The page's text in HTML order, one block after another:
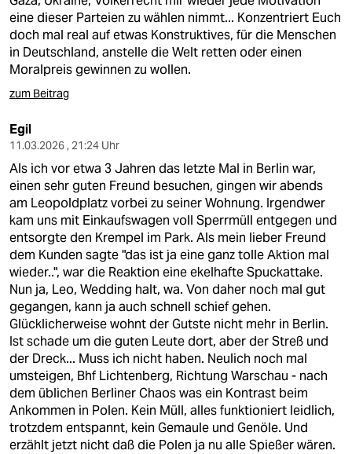
eine dieser Parteien zu wählen nimmt... Konzentriert Euch
doch mal real auf etwas Konstruktives, für die Menschen
in Deutschland, anstelle die Welt retten oder einen
Moralpreis gewinnen zu wollen.
zum Beitrag
Egil
11.03.2026 , 21:24 Uhr
Als ich vor etwa 3 Jahren das letzte Mal in Berlin war,
einen sehr guten Freund besuchen, gingen wir abends
am Leopoldplatz vorbei zu seiner Wohnung. Irgendwer
kam uns mit Einkaufswagen voll Sperrmüll entgegen und
entsorgte den Krempel im Park. Als mein lieber Freund
dem Kunden sagte "das ist ja eine ganz tolle Aktion mal
wieder..", war die Reaktion eine ekelhafte Spuckattake.
Nun ja, Leo, Wedding halt, wa. Von daher noch mal gut
gegangen, kann ja auch schnell schief gehen.
Glücklicherweise wohnt der Gutste nicht mehr in Berlin.
Ist schade um die guten Leute dort, aber der Streß und
der Dreck... Muss ich nicht haben. Neulich noch mal
umsteigen, Bhf Lichtenberg, Richtung Warschau - nach
dem üblichen Berliner Chaos was ein Kontrast beim
Ankommen in Polen. Kein Müll, alles funktioniert leidlich,
trotzdem entspannt, kein Gemaule und Genöle. Und
erzählt jetzt nicht daß die Polen ja nu alle Spießer wären.